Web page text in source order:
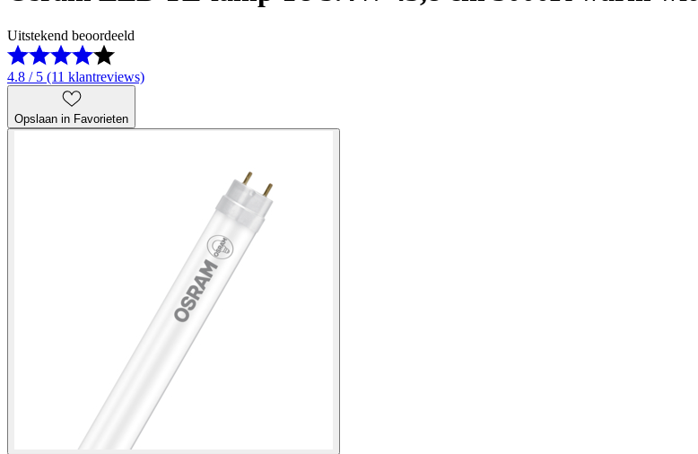
Uitstekend beoordeeld
4.8 / 5 (11 klantreviews)
Opslaan in Favorieten